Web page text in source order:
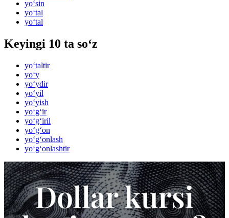
yo‘sin
yo‘tal
yo‘tal
Keyingi 10 ta so‘z
yo‘taltir
yo‘y
yo‘ydir
yo‘yil
yo‘yish
yo‘g‘ir
yo‘g‘iril
yo‘g‘on
yo‘g‘onlash
yo‘g‘onlashtir